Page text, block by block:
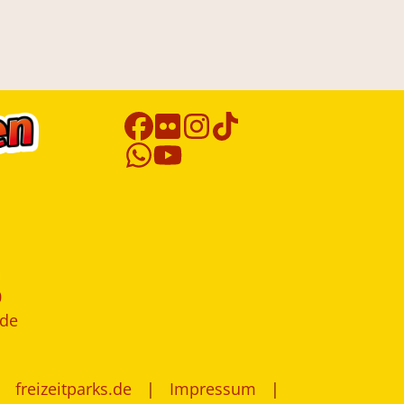
freizeitparks.de Impressum